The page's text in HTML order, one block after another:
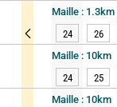
Maille : 1.3km
24
26
Maille : 10km
24
25
Maille : 10km